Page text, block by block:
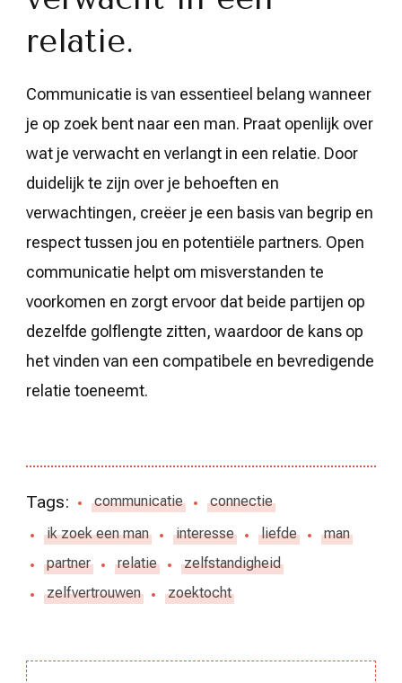
relatie.
Communicatie is van essentieel belang wanneer
je op zoek bent naar een man. Praat openlijk over
wat je verwacht en verlangt in een relatie. Door
duidelijk te zijn over je behoeften en
verwachtingen, creëer je een basis van begrip en
respect tussen jou en potentiële partners. Open
communicatie helpt om misverstanden te
voorkomen en zorgt ervoor dat beide partijen op
dezelfde golflengte zitten, waardoor de kans op
het vinden van een compatibele en bevredigende
relatie toeneemt.
Tags: communicatie
connectie
ik zoek een man
interesse liefde
man
partner
relatie
zelfstandigheid
zelfvertrouwen
zoektocht